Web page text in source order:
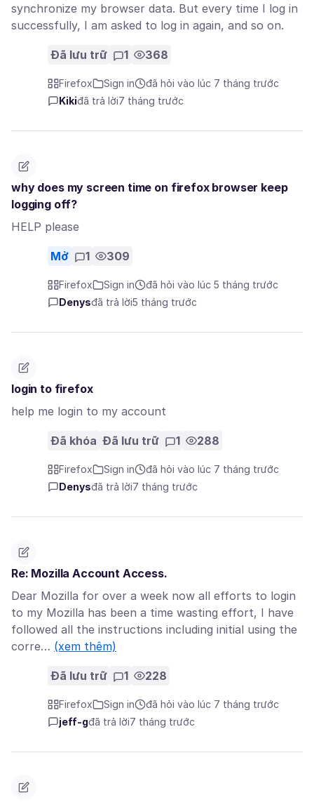
synchronize my browser data. But every time I log in
successfully, I am asked to log in again, and so on.
Đã lưu trữ 1 368
Firefox Sign in
đã hỏi vào lúc 7 tháng trước
Kikiđã trả lời7 tháng trước
why does my screen time on firefox browser keep
logging off?
HELP please
Mở 1 309
Firefox Sign in
đã hỏi vào lúc 5 tháng trước
Denysđã trả lời5 tháng trước
login to firefox
help me login to my account
Đã khóa Đã lưu trữ 1 288
Firefox Sign in
đã hỏi vào lúc 7 tháng trước
Denysđã trả lời7 tháng trước
Re: Mozilla Account Access.
Dear Mozilla for over a week now all efforts to login
to my Mozilla has been a time wasting effort, I have
followed all the instructions including initial using the
corre… (xem thêm)
Đã lưu trữ 1 228
Firefox Sign in
đã hỏi vào lúc 7 tháng trước
jeff-gđã trả lời7 tháng trước